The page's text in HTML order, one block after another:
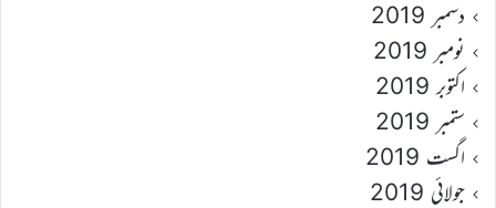
دسمبر 2019
نومبر 2019
اکتوبر 2019
ستمبر 2019
اگست 2019
جولائی 2019